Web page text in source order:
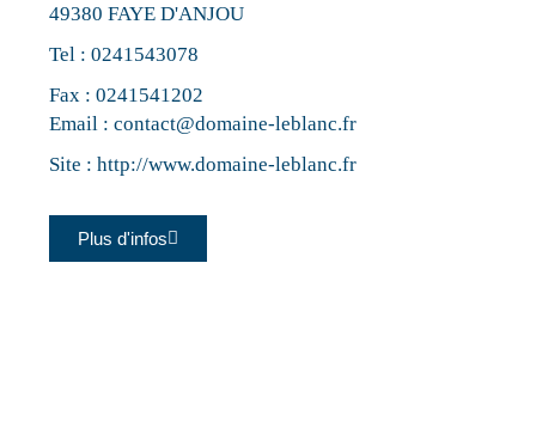
49380 FAYE D'ANJOU
Tel :0241543078
Fax : 0241541202
Email :contact@domaine-leblanc.fr
Site :http://www.domaine-leblanc.fr
Plus d'infos